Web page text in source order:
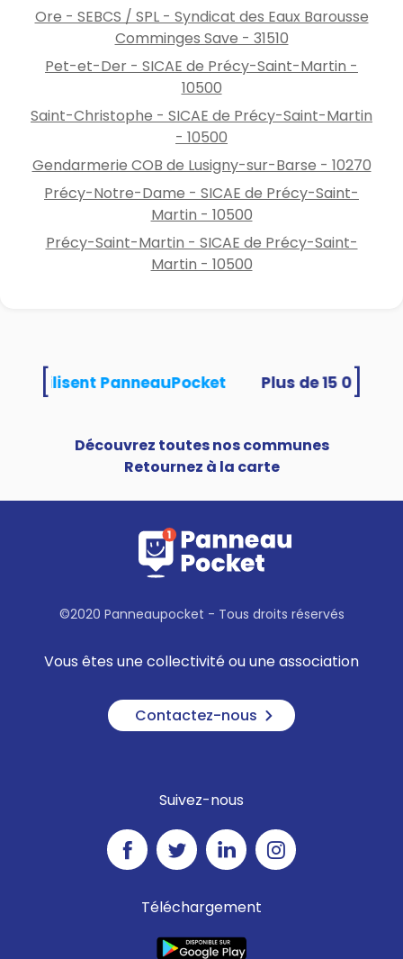
Ore - SEBCS / SPL - Syndicat des Eaux Barousse
Comminges Save - 31510
Pet-et-Der - SICAE de Précy-Saint-Martin -
10500
Saint-Christophe - SICAE de Précy-Saint-Martin
- 10500
Gendarmerie COB de Lusigny-sur-Barse - 10270
Précy-Notre-Dame - SICAE de Précy-Saint-
Martin - 10500
Précy-Saint-Martin - SICAE de Précy-Saint-
Martin - 10500
utilisent PanneauPocket
Découvrez toutes nos communes
Retournez à la carte
©2020 Panneaupocket - Tous droits réservés
Vous êtes une collectivité ou une association
Contactez-nous
Suivez-nous
Téléchargement